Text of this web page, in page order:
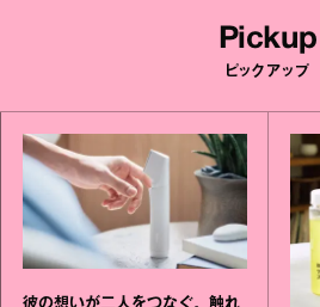
Pickup
ピックアップ
彼の想いが二人をつなぐ。触れ